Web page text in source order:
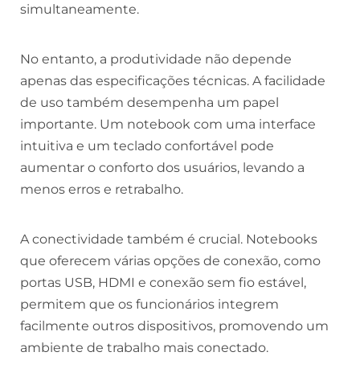
simultaneamente.
No entanto, a produtividade não depende
apenas das especificações técnicas. A facilidade
de uso também desempenha um papel
importante. Um notebook com uma interface
intuitiva e um teclado confortável pode
aumentar o conforto dos usuários, levando a
menos erros e retrabalho.
A conectividade também é crucial. Notebooks
que oferecem várias opções de conexão, como
portas USB, HDMI e conexão sem fio estável,
permitem que os funcionários integrem
facilmente outros dispositivos, promovendo um
ambiente de trabalho mais conectado.